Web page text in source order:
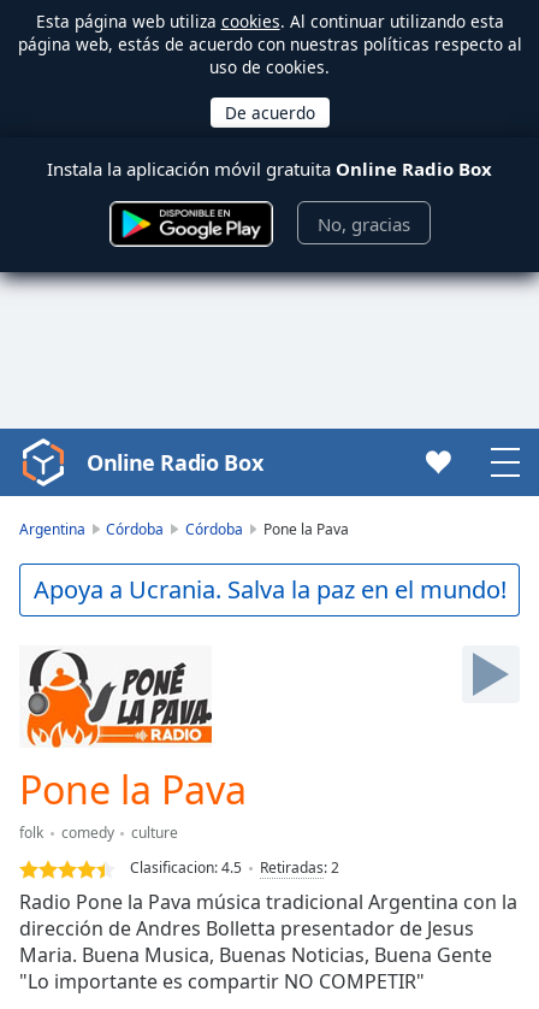
Esta página web utiliza cookies. Al continuar utilizando esta
página web, estás de acuerdo con nuestras políticas respecto al
uso de cookies.
Instala la aplicación móvil gratuita Online Radio Box
No, gracias
Video
Player
Play
Video
Skip
Backward
Skip
Forward
Mute
Current
Time0:00
Loaded:
0.00%
Stream
TypeLIVE
Seek to
Online Radio Box
Argentina Córdoba Córdoba Pone la Pava
Apoya a Ucrania. Salva la paz en el mundo!
Pone la Pava
folk comedy
culture
Clasificacion:4.5 Retiradas:2
Radio Pone la Pava música tradicional Argentina con la
dirección de Andres Bolletta presentador de Jesus
Maria. Buena Musica, Buenas Noticias, Buena Gente
"Lo importante es compartir NO COMPETIR"